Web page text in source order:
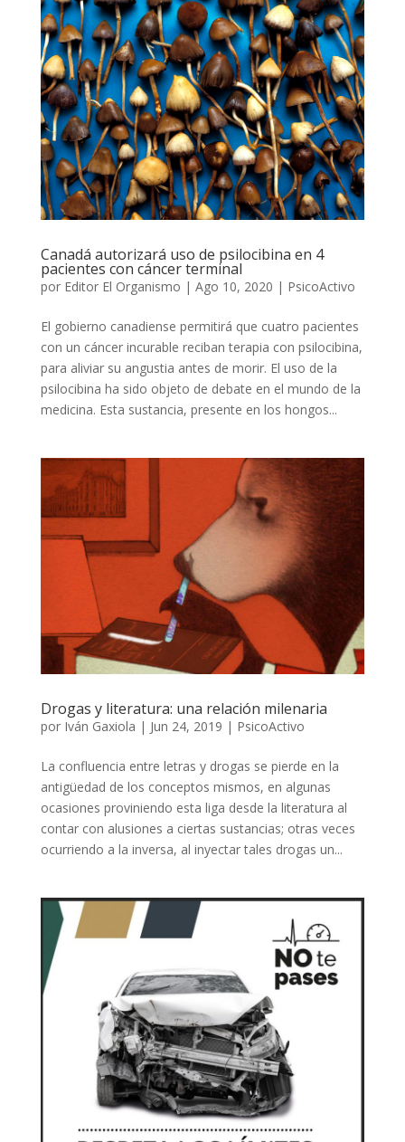
Canadá autorizará uso de psilocibina en 4
pacientes con cáncer terminal
por Editor El Organismo | Ago 10, 2020 | PsicoActivo
El gobierno canadiense permitirá que cuatro pacientes
con un cáncer incurable reciban terapia con psilocibina,
para aliviar su angustia antes de morir. El uso de la
psilocibina ha sido objeto de debate en el mundo de la
medicina. Esta sustancia, presente en los hongos...
Drogas y literatura: una relación milenaria
por Iván Gaxiola | Jun 24, 2019 | PsicoActivo
La confluencia entre letras y drogas se pierde en la
antigüedad de los conceptos mismos, en algunas
ocasiones proviniendo esta liga desde la literatura al
contar con alusiones a ciertas sustancias; otras veces
ocurriendo a la inversa, al inyectar tales drogas un...